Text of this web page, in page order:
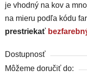
je vhodný na kov a
na mieru podľa kódu
prestriekať
Dostupnosť
Môžeme doručiť do: